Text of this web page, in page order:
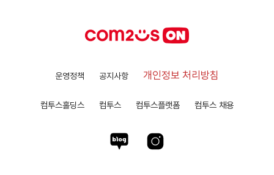
운영정책 공지사항 개인정보 처리방침
컴투스홀딩스 컴투스 컴투스플랫폼 컴투스 채용